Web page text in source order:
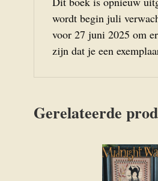
wordt begin juli
voor 27 juni 2025 om
zijn dat je een
Gerelateerde